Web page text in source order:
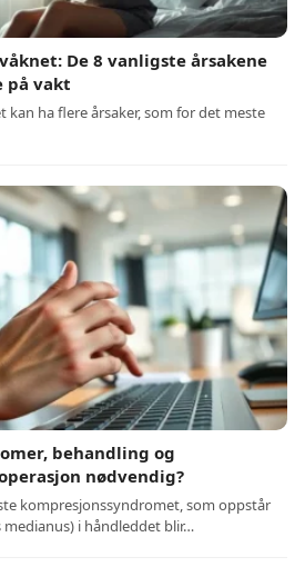
De 8 vanligste årsakene
på vakt
kan ha flere årsaker, som for det meste
behandling og
nødvendig?
kompresjonssyndromet, som oppstår
i håndleddet blir…